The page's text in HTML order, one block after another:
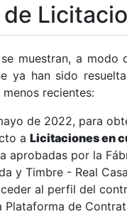
muestran, a modo
ya han sido
recientes:
de 2022, para
a Licitaciones en
aprobadas por la
y Timbre - Real
al perfil del
Plataforma de